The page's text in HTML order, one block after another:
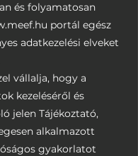
és folyamatosan
portál egész
adatkezelési elveket
vállalja, hogy a
kezeléséről és
jelen Tájékoztató,
alkalmazott
gyakorlatot